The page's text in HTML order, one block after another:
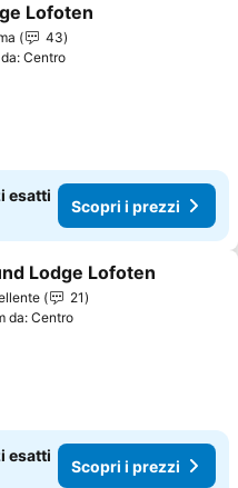
ai preferiti
Lofoten
43
Centro
esatti
Scopri i prezzi
ai preferiti
Lodge Lofoten
21
da: Centro
esatti
Scopri i prezzi